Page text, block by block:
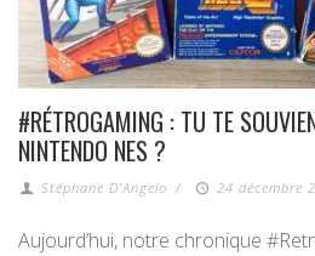
#RÉTROGAMING : TU TE
NINTENDO NES ?
Stéphane D'Angelo / 24 décembre
Aujourd’hui, notre chronique